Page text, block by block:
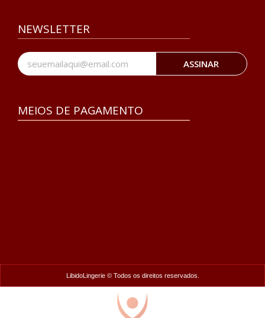
NEWSLETTER
ASSINAR
MEIOS DE PAGAMENTO
LibidoLingerie © Todos os direitos reservados.